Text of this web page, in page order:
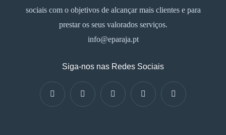
sociais com o objetivos de alcançar mais clientes e para
prestar os seus valorados serviços.
info@eparaja.pt
Siga-nos nas Redes Sociais